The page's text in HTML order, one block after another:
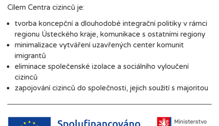
Cílem Centra cizinců je:
tvorba koncepční a dlouhodobé integrační politiky v rámci
regionu Ústeckého kraje, komunikace s ostatními regiony
minimalizace vytváření uzavřených center komunit
imigrantů
eliminace společenské izolace a sociálního vyloučení
cizinců
zapojování cizinců do společnosti, jejich soužití s majoritou